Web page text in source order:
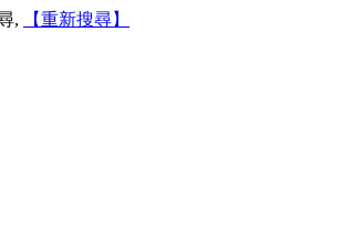
, 【重新搜尋】